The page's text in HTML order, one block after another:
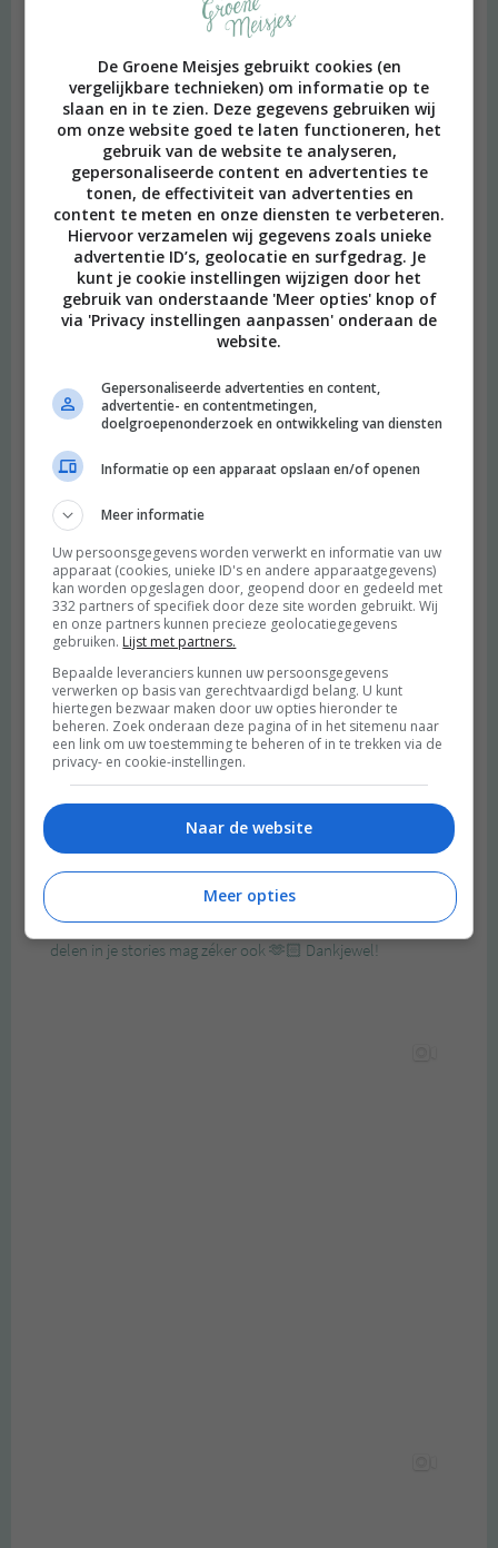
De Groene Meisjes gebruikt cookies (en
vergelijkbare technieken) om informatie op te
slaan en in te zien. Deze gegevens gebruiken wij
om onze website goed te laten functioneren, het
gebruik van de website te analyseren,
gepersonaliseerde content en advertenties te
tonen, de effectiviteit van advertenties en
content te meten en onze diensten te verbeteren.
Hiervoor verzamelen wij gegevens zoals unieke
advertentie ID’s, geolocatie en surfgedrag. Je
kunt je cookie instellingen wijzigen door het
gebruik van onderstaande 'Meer opties' knop of
via 'Privacy instellingen aanpassen' onderaan de
website.
Gepersonaliseerde advertenties en content,
advertentie- en contentmetingen,
doelgroepenonderzoek en ontwikkeling van diensten
Informatie op een apparaat opslaan en/of openen
Meer informatie
Uw persoonsgegevens worden verwerkt en informatie van uw
apparaat (cookies, unieke ID's en andere apparaatgegevens)
kan worden opgeslagen door, geopend door en gedeeld met
332 partners of specifiek door deze site worden gebruikt. Wij
en onze partners kunnen precieze geolocatiegegevens
gebruiken. Lijst met partners.
Bepaalde leveranciers kunnen uw persoonsgegevens
verwerken op basis van gerechtvaardigd belang. U kunt
hiertegen bezwaar maken door uw opties hieronder te
beheren. Zoek onderaan deze pagina of in het sitemenu naar
een link om uw toestemming te beheren of in te trekken via de
privacy- en cookie-instellingen.
Naar de website
Meer opties